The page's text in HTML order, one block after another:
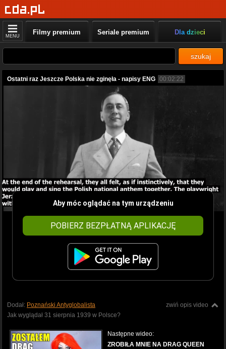
MENU Filmy premium Seriale premium Dla dzieci
szukaj
Ostatni raz Jeszcze Polska nie zginęła - napisy ENG 00:02:22
Aby móc oglądać na tym urządzeniu
POBIERZ BEZPŁATNĄ APLIKACJĘ
zwiń opis video
Dodał: Poznański Antyglobalista
Jak wyglądał 31 sierpnia 1939 w Polsce?
Następne wideo:
ZROBIŁA MNIE NA DRAG QUEEN